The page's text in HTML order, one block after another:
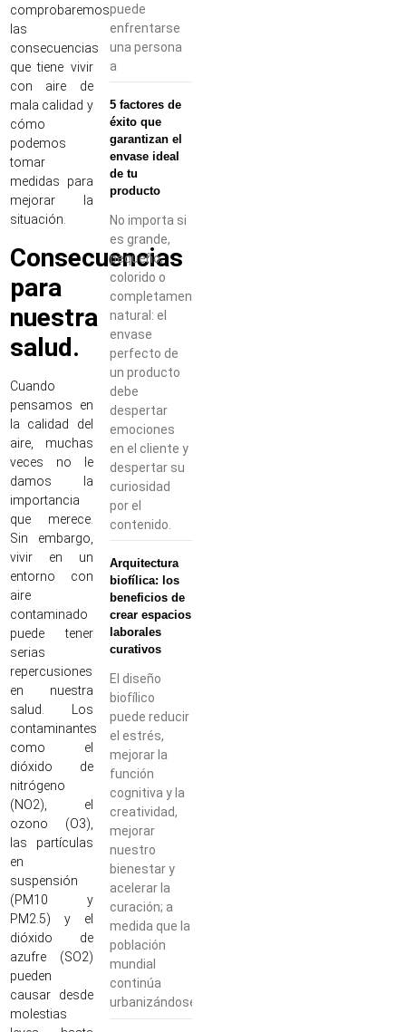
comprobaremos
las
consecuencias
que tiene vivir
con aire de
mala calidad y
cómo
podemos
tomar
medidas para
mejorar la
situación.
Consecuencias
para
nuestra
salud.
Cuando
pensamos en
la calidad del
aire, muchas
veces no le
damos la
importancia
que merece.
Sin embargo,
vivir en un
entorno con
aire
contaminado
puede tener
serias
repercusiones
en nuestra
salud. Los
contaminantes
como el
dióxido de
nitrógeno
(NO2), el
ozono (O3),
las partículas
en
suspensión
(PM10 y
PM2.5) y el
dióxido de
azufre (SO2)
pueden
causar desde
molestias
puede
enfrentarse
una persona
a
5 factores de
éxito que
garantizan el
envase ideal
de tu
producto
No importa si
es grande,
pequeño,
colorido o
completamente
natural: el
envase
perfecto de
un producto
debe
despertar
emociones
en el cliente y
despertar su
curiosidad
por el
contenido.
Arquitectura
biofílica: los
beneficios de
crear espacios
laborales
curativos
El diseño
biofílico
puede reducir
el estrés,
mejorar la
función
cognitiva y la
creatividad,
mejorar
nuestro
bienestar y
acelerar la
curación; a
medida que la
población
mundial
continúa
urbanizándose,